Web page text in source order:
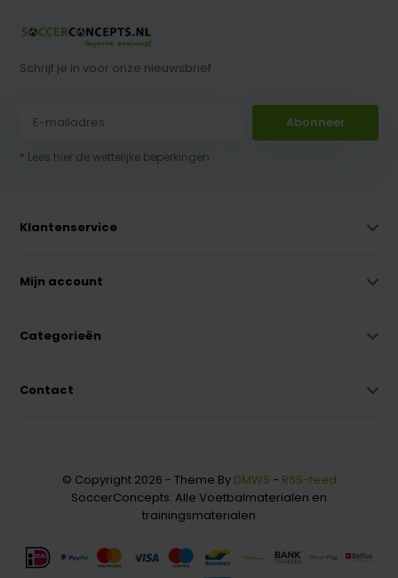
Schrijf je in voor onze nieuwsbrief
Abonneer
* Lees hier de wettelijke beperkingen
Klantenservice
Mijn account
Categorieën
Contact
© Copyright 2026 - Theme By DMWS - RSS-feed
SoccerConcepts: Alle Voetbalmaterialen en
trainingsmaterialen